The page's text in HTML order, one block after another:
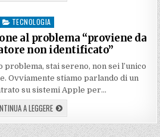
Posted
in
TECNOLOGIA
al problema “proviene da
non identificato”
stai sereno, non sei l’unico
Ovviamente stiamo parlando di un
su sistemi Apple per…
A LEGGERE